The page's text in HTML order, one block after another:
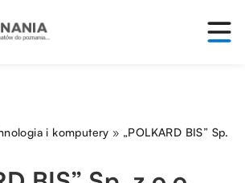
i komputery » „POLKARD BIS” Sp.